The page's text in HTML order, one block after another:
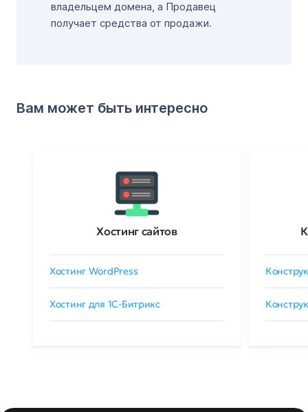
владельцем домена, а Продавец
получает средства от продажи.
Вам может быть интересно
Хостинг сайтов
Хостинг WordPress
Хостинг для 1C-Битрикс